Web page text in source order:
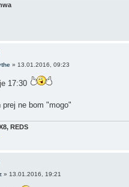
» 13.01.2016, 09:23
17:30
ne bom "mogo"
REDS
» 13.01.2016, 19:21